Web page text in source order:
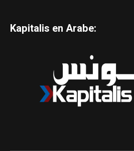
Kapitalis en Arabe: